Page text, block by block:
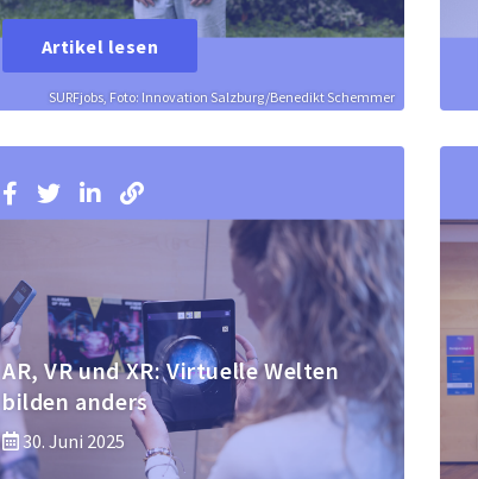
SURFjobs, Foto: Innovation Salzburg/Benedikt Schemmer
Artikel lesen
AR, VR und XR: Virtuelle Welten
bilden anders
30. Juni 2025